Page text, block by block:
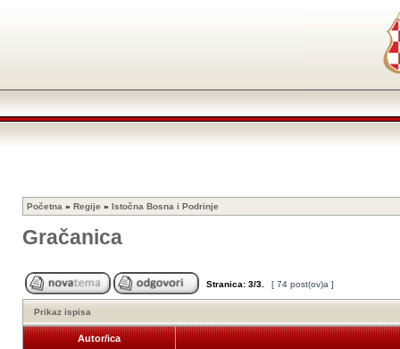
Početna » Regije » Istočna Bosna i Podrinje
Gračanica
Stranica: 3/3 [ 74 post(ov)a ]
Prikaz ispisa
Autor/ica